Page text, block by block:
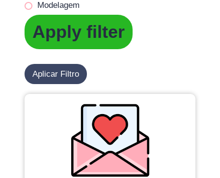
Modelagem
Apply filter
Aplicar Filtro